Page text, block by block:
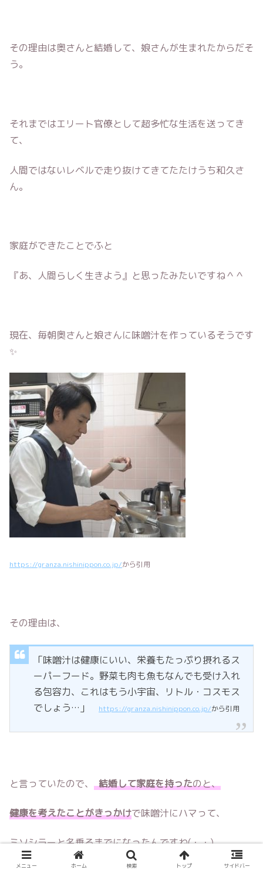
その理由は奥さんと結婚して、娘さんが生まれたからだそ
う。
それまではエリート官僚として超多忙な生活を送ってき
て、
人間ではないレベルで走り抜けてきてたたけうち和久さ
ん。
家庭ができたことでふと
『あ、人間らしく生きよう』と思ったみたいですね＾＾
現在、毎朝奥さんと娘さんに味噌汁を作っているそうです
✨
https://granza.nishinippon.co.jp/から引用
その理由は、
「味噌汁は健康にいい、栄養もたっぷり摂れるス
ーパーフード。野菜も肉も魚もなんでも受け入れ
る包容力、これはもう小宇宙、リトル・コスモス
でしょう…」
https://granza.nishinippon.co.jp/から引用
と言っていたので、 結婚して家庭を持ったのと、
健康を考えたことがきっかけで味噌汁にハマって、
ミソシラーと名乗るまでになったんですね( ･ᴗ･ )
メニュー ホーム 検索 トップ サイドバー